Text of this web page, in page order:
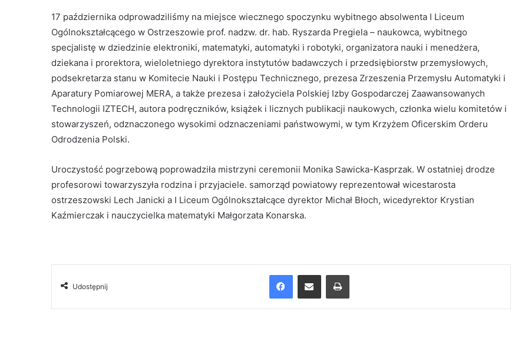
17 października odprowadziliśmy na miejsce wiecznego spoczynku wybitnego absolwenta I Liceum
Ogólnokształcącego w Ostrzeszowie prof. nadzw. dr. hab. Ryszarda Pregiela – naukowca, wybitnego
specjalistę w dziedzinie elektroniki, matematyki, automatyki i robotyki, organizatora nauki i menedżera,
dziekana i prorektora, wieloletniego dyrektora instytutów badawczych i przedsiębiorstw przemysłowych,
podsekretarza stanu w Komitecie Nauki i Postępu Technicznego, prezesa Zrzeszenia Przemysłu Automatyki i
Aparatury Pomiarowej MERA, a także prezesa i założyciela Polskiej Izby Gospodarczej Zaawansowanych
Technologii IZTECH, autora podręczników, książek i licznych publikacji naukowych, członka wielu komitetów i
stowarzyszeń, odznaczonego wysokimi odznaczeniami państwowymi, w tym Krzyżem Oficerskim Orderu
Odrodzenia Polski.
Uroczystość pogrzebową poprowadziła mistrzyni ceremonii Monika Sawicka-Kasprzak. W ostatniej drodze
profesorowi towarzyszyła rodzina i przyjaciele. samorząd powiatowy reprezentował wicestarosta
ostrzeszowski Lech Janicki a I Liceum Ogólnokształcące dyrektor Michał Błoch, wicedyrektor Krystian
Kaźmierczak i nauczycielka matematyki Małgorzata Konarska.
Udostępnij
FacebookUdostępnij przez Email Drukuj